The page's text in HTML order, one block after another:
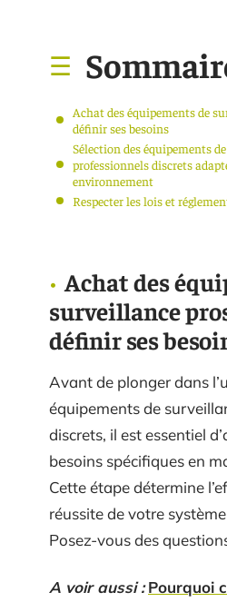
Achat des équipements de
définir ses besoins
Sélection des équipements
professionnels discrets
environnement
Respecter les lois et
Achat des
surveillance
définir ses
Avant de plonger dans
équipements de
discrets, il est essentiel
besoins spécifiques en
Cette étape détermine
réussite de votre
Posez-vous des
A voir aussi : Pourquoi